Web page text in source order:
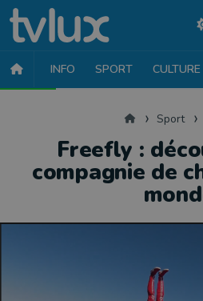
INFO SPORT CULTURE
AccueilSport
Freefly :
compagnie de